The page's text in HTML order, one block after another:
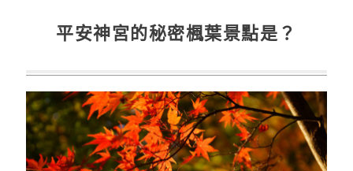
平安神宮的秘密楓葉景點是？